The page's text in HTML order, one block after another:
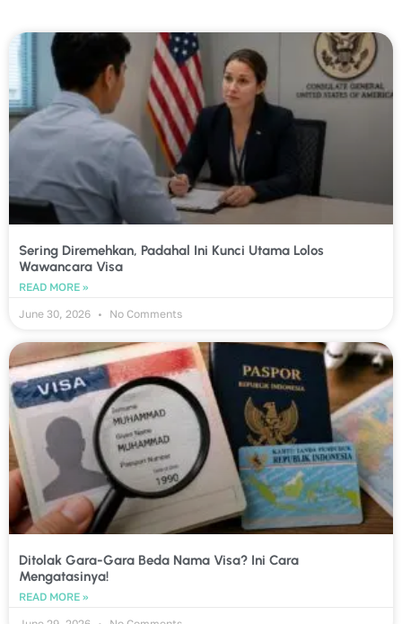
Sering Diremehkan, Padahal Ini Kunci Utama Lolos
Wawancara Visa
READ MORE »
June 30, 2026
No Comments
Ditolak Gara-Gara Beda Nama Visa? Ini Cara
Mengatasinya!
READ MORE »